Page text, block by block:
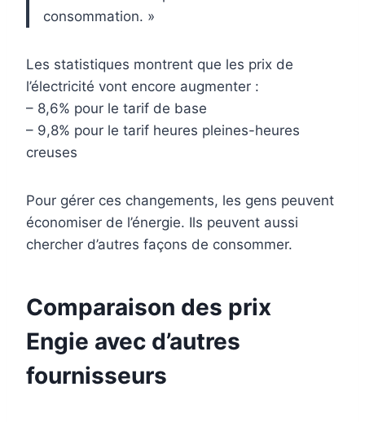
consommation. »
Les statistiques montrent que les prix de
l’électricité vont encore augmenter :
– 8,6% pour le tarif de base
– 9,8% pour le tarif heures pleines-heures
creuses
Pour gérer ces changements, les gens peuvent
économiser de l’énergie. Ils peuvent aussi
chercher d’autres façons de consommer.
Comparaison des prix
Engie avec d’autres
fournisseurs